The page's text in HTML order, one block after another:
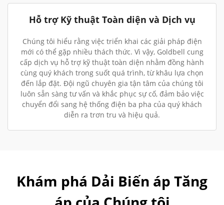
Hỗ trợ Kỹ thuật Toàn diện và Dịch vụ
Chúng tôi hiểu rằng việc triển khai các giải pháp điện
mới có thể gặp nhiều thách thức. Vì vậy, Goldbell cung
cấp dịch vụ hỗ trợ kỹ thuật toàn diện nhằm đồng hành
cùng quý khách trong suốt quá trình, từ khâu lựa chọn
đến lắp đặt. Đội ngũ chuyên gia tận tâm của chúng tôi
luôn sẵn sàng tư vấn và khắc phục sự cố, đảm bảo việc
chuyển đổi sang hệ thống điện ba pha của quý khách
diễn ra trơn tru và hiệu quả.
Khám phá Dải Biến áp Tăng